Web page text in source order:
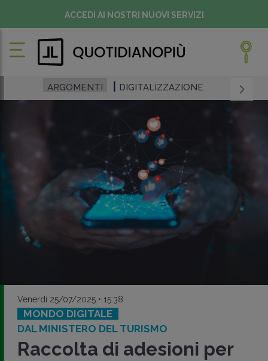
ACCEDI AI NOSTRI NUOVI SERVIZI
ARGOMENTI DIGITALIZZAZIONE
Venerdì 25/07/2025 • 15:38
MONDO DIGITALE
DAL MINISTERO DEL TURISMO
Raccolta di adesioni per